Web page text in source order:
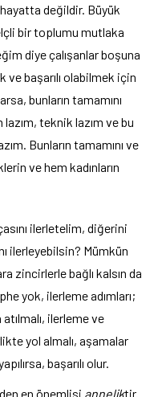
hayatta değildir. Büyük
bir toplumu mutlaka
diye çalışanlar boşuna
başarılı olabilmek için
bunların tamamını
lazım, teknik lazım ve bu
Bunların tamamını ve
ve hem kadınların
ilerletelim, diğerini
ilerleyebilsin? Mümkün
zincirlerle bağlı kalsın da
yok, ilerleme adımları;
ilerleme ve
yol almalı, aşamalar
başarılı olur.
en önemlisi anneliktir.